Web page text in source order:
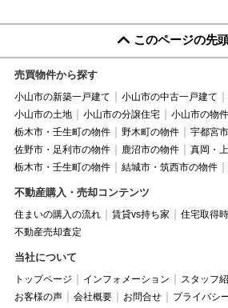
このページの先
売買物件から探す
小山市の新築一戸建て 小山市の中古一戸建て
小山市の土地
小山市の分譲住宅 小山市の物件
栃木市・壬生町の物件
野木町の物件
宇都宮
佐野市・足利市の物件
鹿沼市の物件
真岡・
栃木市・壬生町の物件
結城市・筑西市の物件
不動産購入・売却コンテンツ
住まいの購入の流れ 賃貸vs持ち家
住宅取得
不動産売却査定
当社について
トップページ インフォメーション スタッフ
お客様の声
会社概要 お問合せ プライバシ